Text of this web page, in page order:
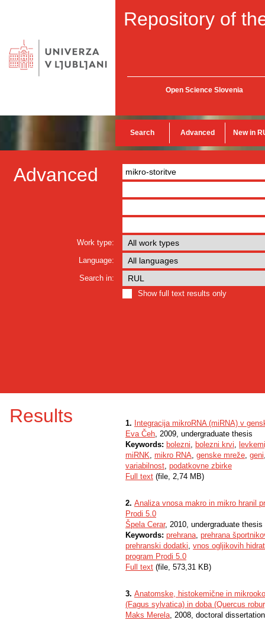
Repository of
Open Science Slovenia
Search Advanced New in
Advanced
Work type:
Language:
Search in:
Show full text results only
Results 1. Integracija mikroRNA (miRNA) v
Eva Čeh, 2009, undergraduate thesis
Keywords: bolezni, bolezni krvi,
miRNK, mikro RNA, genske mreže, geni
variabilnost, podatkovne zbirke
Full text (file, 2,74 MB)
2. Analiza vnosa makro in mikro hranil
Prodi 5.0
Špela Cerar, 2010, undergraduate thesis
Keywords: prehrana, prehrana
prehranski dodatki, vnos ogljikovih
program Prodi 5.0
Full text (file, 573,31 KB)
3. Anatomske, histokemične in
(Fagus sylvatica) in doba (Quercus
Maks Merela, 2008, doctoral dissertation